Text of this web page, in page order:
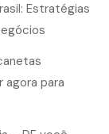
Estratégias
agora para